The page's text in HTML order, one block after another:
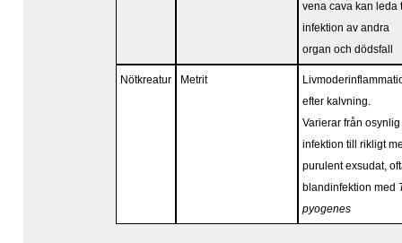
vena cava kan leda
infektion av andra
organ och dödsfall
Nötkreatur Metrit
efter kalvning.
Varierar från osynlig
infektion till rikligt
purulent exsudat,
blandinfektion med
pyogenes